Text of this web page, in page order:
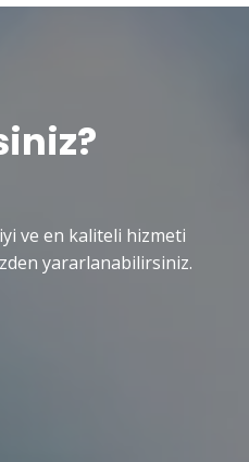
ve en kaliteli hizmeti
yararlanabilirsiniz.